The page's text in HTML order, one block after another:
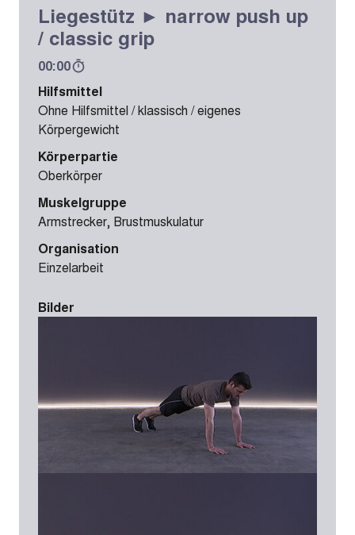
Liegestütz ► narrow push up
/ classic grip
00:00
Hilfsmittel
Ohne Hilfsmittel / klassisch / eigenes
Körpergewicht
Körperpartie
Oberkörper
Muskelgruppe
Armstrecker, Brustmuskulatur
Organisation
Einzelarbeit
Bilder